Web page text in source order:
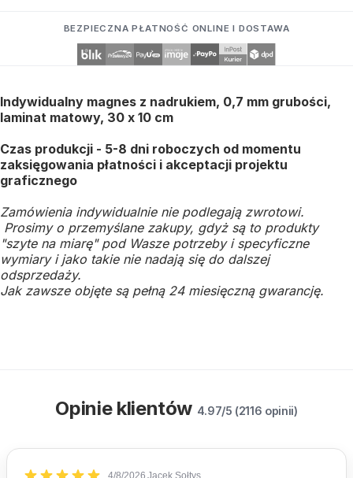
BEZPIECZNA PŁATNOŚĆ ONLINE I DOSTAWA
Indywidualny magnes z nadrukiem, 0,7 mm grubości,
laminat matowy, 30 x 10 cm
Czas produkcji - 5-8 dni roboczych od momentu
zaksięgowania płatności i akceptacji projektu
graficznego
Zamówienia indywidualnie nie podlegają zwrotowi.
Prosimy o przemyślane zakupy, gdyż są to produkty
"szyte na miarę" pod Wasze potrzeby i specyficzne
wymiary i jako takie nie nadają się do dalszej
odsprzedaży.
Jak zawsze objęte są pełną 24 miesięczną gwarancję.
Opinie klientów 4.97/5 (2116 opinii)